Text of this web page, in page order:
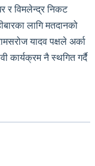
र विमलेन्द्र निकट
लागि मतदानको
यादव पक्षले अर्का
कार्यक्रम नै स्थगित गर्दै